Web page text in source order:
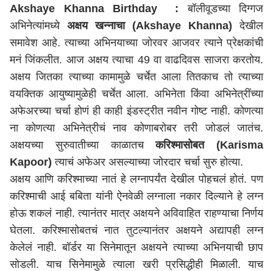
Akshaye Khanna Birthday : बॉलीवूडच्या दिग्गज
अभिनेत्यांमध्ये अक्षय खन्नाचा (Akshaye Khanna) देखील
समावेश आहे. त्याच्या अभिनयाच्या जोरवर आजवर त्याने प्रेक्षकांची
मनं जिंकलीत. आज अक्षय त्याचा 49 वा वाढदिवस साजरा करतोय.
अक्षय जितका त्याच्या कामामुळे चर्चेत आला तितकाच तो त्याच्या
वयक्तिक आयुष्यामुळेही चर्चेत आला. अभिनेता किंवा अभिनेत्रींच्या
अफेअरच्या चर्चा होणं ही काही इंडस्ट्रीत नवीन गोष्ट नाही. कोणत्या
ना कोणत्या अभिनेत्रीचं नाव कोणाबरोबर तरी जोडलं जातंच.
अक्षयच्या सुरुवातीच्या काळातचकरिश्मासोबत (Karisma
Kapoor) त्याचं अफेअर असल्याच्या जोरदार चर्चा सुरु होत्या.
अक्षय आणि करिश्माच्या नातं हे लग्नापर्यंत देखील पोहचलं होतं. पण
करिश्माची आई बबिता यांनी ऐनवेळी लग्नाला नकार दिल्याने हे लग्न
होऊ शकलं नाही. त्यानंतर मात्र अक्षयने अविवाहित राहण्याचा निर्णय
घेतला. करिश्मासोबतचं नात तुटल्यानंतर अक्षयने अद्यापही लग्न
केलेलं नाही. बॉर्डर या सिनेमातून अक्षयने त्याच्या अभिनयाची छाप
सोडली. याच सिनेमामुळे त्याला खरी प्रसिद्धीही मिळाली. याच